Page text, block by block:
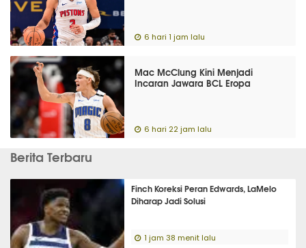
6 hari 1 jam lalu
Mac McClung Kini Menjadi
Incaran Jawara BCL Eropa
6 hari 22 jam lalu
Berita Terbaru
Finch Koreksi Peran Edwards, LaMelo
Diharap Jadi Solusi
1 jam 38 menit lalu